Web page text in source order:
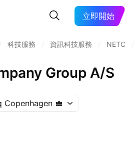
立即開始
科技服務 資訊科技服務 NETC
Group A/S
Copenhagen